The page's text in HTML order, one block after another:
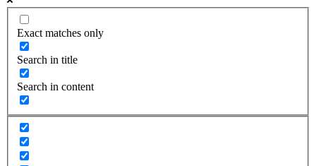
Exact matches only
Search in title
Search in content